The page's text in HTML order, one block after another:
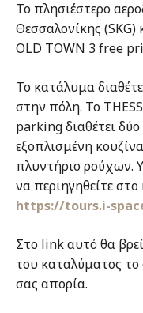
Το πλησιέστερο
Θεσσαλονίκης (SKG)
OLD TOWN 3 free
Το κατάλυμα
στην πόλη. Το
parking διαθέτει
εξοπλισμένη
πλυντήριο ρούχων.
να περιηγηθείτε
https://tours.i-
Στο link αυτό θα
του καταλύματος το
σας απορία.